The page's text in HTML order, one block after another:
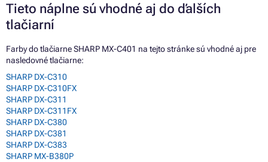
Tieto náplne sú vhodné aj do ďalších
tlačiarní
Farby do tlačiarne SHARP MX-C401 na tejto stránke sú vhodné aj pre
nasledovné tlačiarne:
SHARP DX-C310
SHARP DX-C310FX
SHARP DX-C311
SHARP DX-C311FX
SHARP DX-C380
SHARP DX-C381
SHARP DX-C383
SHARP MX-B380P